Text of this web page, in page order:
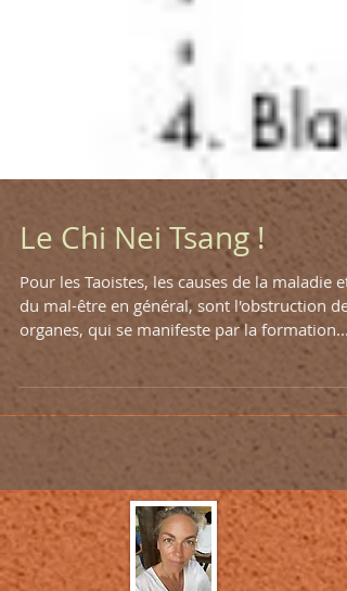
Le Chi Nei Tsang !
Pour les Taoistes, les causes de la maladie et
du mal-être en général, sont l'obstruction des
organes, qui se manifeste par la formation...